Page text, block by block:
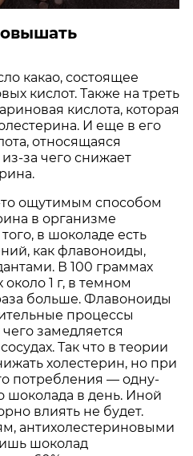
какао, состоящее
кислот. Также на треть
кислота, которая
И еще в его
относящаяся
за чего снижает
ощутимым способом
в организме
в шоколаде есть
как флавоноиды,
В 100 граммах
1 г, в темном
больше. Флавоноиды
процессы
замедляется
Так что в теории
холестерин, но при
потребления — одну-
шоколада в день. Иной
влиять не будет.
антихолестериновыми
шоколад